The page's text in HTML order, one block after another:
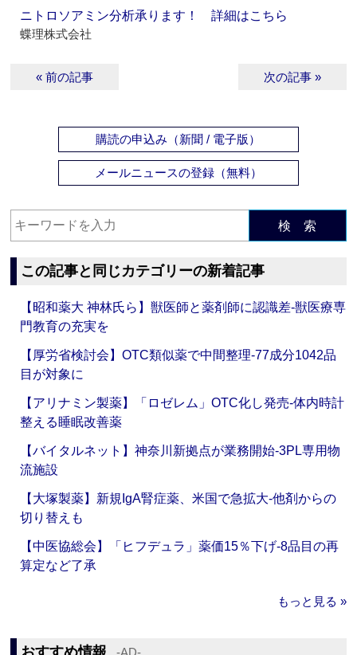
ニトロソアミン分析承ります！ 詳細はこちら
蝶理株式会社
« 前の記事 次の記事 »
購読の申込み（新聞 / 電子版）
メールニュースの登録（無料）
検 索
この記事と同じカテゴリーの新着記事
【昭和薬大 神林氏ら】獣医師と薬剤師に認識差‐獣医療専
門教育の充実を
【厚労省検討会】OTC類似薬で中間整理‐77成分1042品
目が対象に
【アリナミン製薬】「ロゼレム」OTC化し発売‐体内時計
整える睡眠改善薬
【バイタルネット】神奈川新拠点が業務開始‐3PL専用物
流施設
【大塚製薬】新規IgA腎症薬、米国で急拡大‐他剤からの
切り替えも
【中医協総会】「ヒフデュラ」薬価15％下げ‐8品目の再
算定など了承
もっと見る »